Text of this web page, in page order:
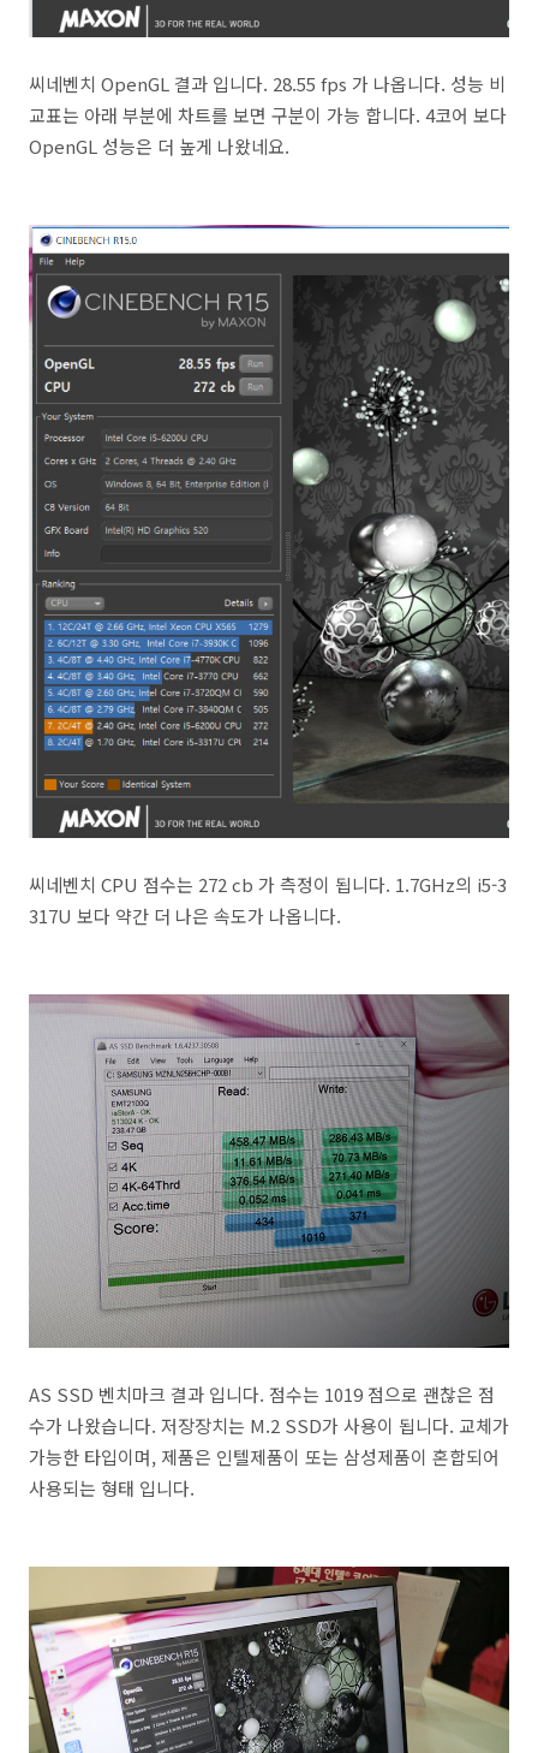
씨네벤치 OpenGL 결과 입니다. 28.55 fps 가 나옵니다. 성능 비
교표는 아래 부분에 차트를 보면 구분이 가능 합니다. 4코어 보다
OpenGL 성능은 더 높게 나왔네요.
씨네벤치 CPU 점수는 272 cb 가 측정이 됩니다. 1.7GHz의 i5-3
317U 보다 약간 더 나은 속도가 나옵니다.
AS SSD 벤치마크 결과 입니다. 점수는 1019 점으로 괜찮은 점
수가 나왔습니다. 저장장치는 M.2 SSD가 사용이 됩니다. 교체가
가능한 타입이며, 제품은 인텔제품이 또는 삼성제품이 혼합되어
사용되는 형태 입니다.